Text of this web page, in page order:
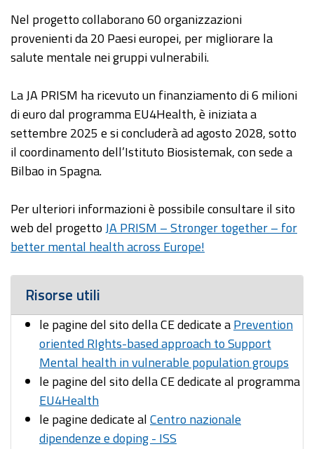
Nel progetto collaborano 60 organizzazioni
provenienti da 20 Paesi europei, per migliorare la
salute mentale nei gruppi vulnerabili.
La JA PRISM ha ricevuto un finanziamento di 6 milioni
di euro dal programma EU4Health, è iniziata a
settembre 2025 e si concluderà ad agosto 2028, sotto
il coordinamento dell’Istituto Biosistemak, con sede a
Bilbao in Spagna.
Per ulteriori informazioni è possibile consultare il sito
web del progettoJA PRISM – Stronger together – for
better mental health across Europe!
Risorse utili
le pagine del sito della CE dedicate aPrevention
oriented RIghts-based approach to Support
Mental health in vulnerable population groups
le pagine del sito della CE dedicate al programma
EU4Health
le pagine dedicate alCentro nazionale
dipendenze e doping - ISS